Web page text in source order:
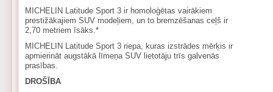
MICHELIN Latitude Sport 3 ir homoloģētas vairākiem
prestižākajiem SUV modeļiem, un to bremzēšanas ceļš ir
2,70 metriem īsāks.*
MICHELIN Latitude Sport 3 riepa, kuras izstrādes mērķis ir
apmierināt augstākā līmeņa SUV lietotāju trīs galvenās
prasības.
DROŠĪBA